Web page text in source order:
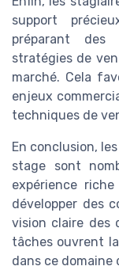
support
préparant des
stratégies de
marché. Cela
enjeux
techniques de
En conclusion,
stage sont
expérience
développer des
vision claire des
tâches ouvrent
dans ce domaine